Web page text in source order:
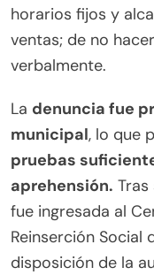
horarios fijos y
ventas; de no
verbalmente.
La denuncia fue
municipal, lo que
pruebas
aprehensión. Tras
fue ingresada al
Reinserción Social
disposición de la